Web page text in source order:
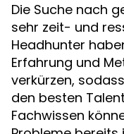
Die Suche nach
sehr zeit- und
Headhunter
Erfahrung und
verkürzen,
den besten
Fachwissen